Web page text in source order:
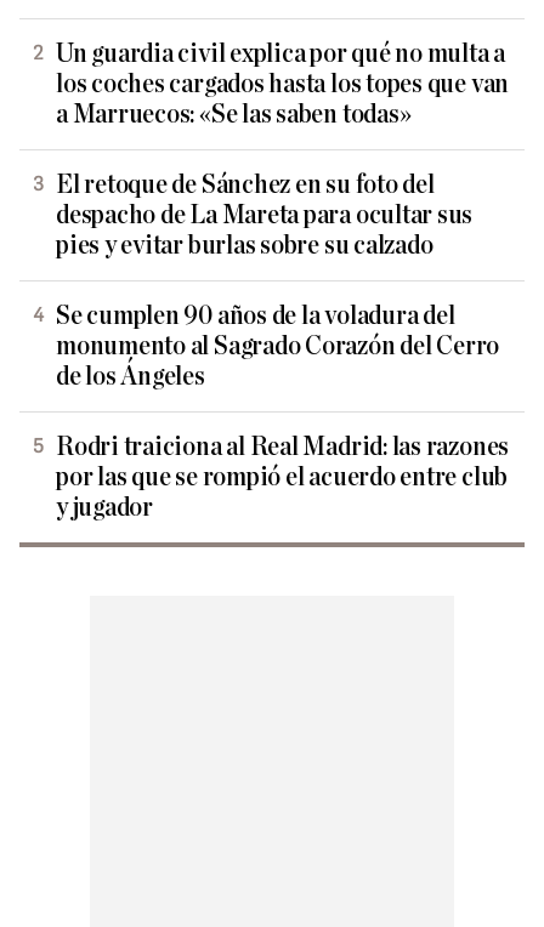
Un guardia civil explica por qué no multa a
los coches cargados hasta los topes que van
a Marruecos: «Se las saben todas»
El retoque de Sánchez en su foto del
despacho de La Mareta para ocultar sus
pies y evitar burlas sobre su calzado
Se cumplen 90 años de la voladura del
monumento al Sagrado Corazón del Cerro
de los Ángeles
Rodri traiciona al Real Madrid: las razones
por las que se rompió el acuerdo entre club
y jugador